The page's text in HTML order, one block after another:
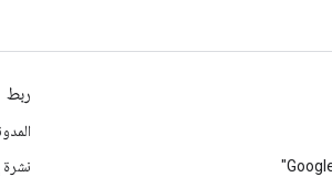
ربط
نشرة